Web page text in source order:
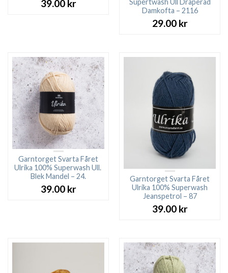
39.00 kr
Supertwash Ull Draperad
Damkofta – 2116
29.00 kr
Garntorget Svarta Fåret
Ulrika 100% Superwash Ull.
Blek Mandel – 24.
39.00 kr
Garntorget Svarta Fåret
Ulrika 100% Superwash
Jeanspetrol – 87
39.00 kr